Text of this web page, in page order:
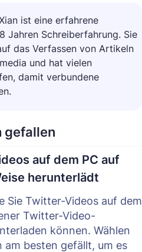
ist eine erfahrene
Jahren Schreiberfahrung. Sie
das Verfassen von Artikeln
und hat vielen
damit verbundene
gefallen
auf dem PC auf
herunterlädt
Sie Twitter-Videos auf dem
Twitter-Video-
können. Wählen
am besten gefällt, um es